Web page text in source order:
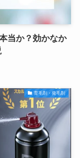
当か？効かなか
育毛剤・発毛剤